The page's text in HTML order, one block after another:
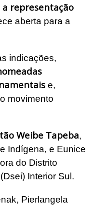
representação
aberta para a
indicações,
e,
movimento
Weibe Tapeba,
Indígena, e Eunice
do Distrito
Interior Sul.
Pierlangela